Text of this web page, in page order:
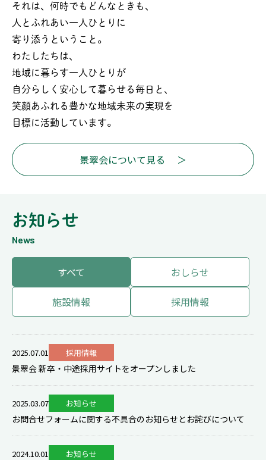
それは、何時でもどんなときも、
人とふれあい一人ひとりに
寄り添うということ。
わたしたちは、
地域に暮らす一人ひとりが
自分らしく安心して暮らせる毎日と、
笑顔あふれる豊かな地域未来の実現を
目標に活動しています。
景翠会について見る
お知らせ
News
すべて おしらせ
施設情報 採用情報
2025.07.01 採用情報
景翠会 新卒・中途採用サイトをオープンしました
2025.03.07 お知らせ
お問合せフォームに関する不具合のお知らせとお詫びについて
2024.10.01 お知らせ